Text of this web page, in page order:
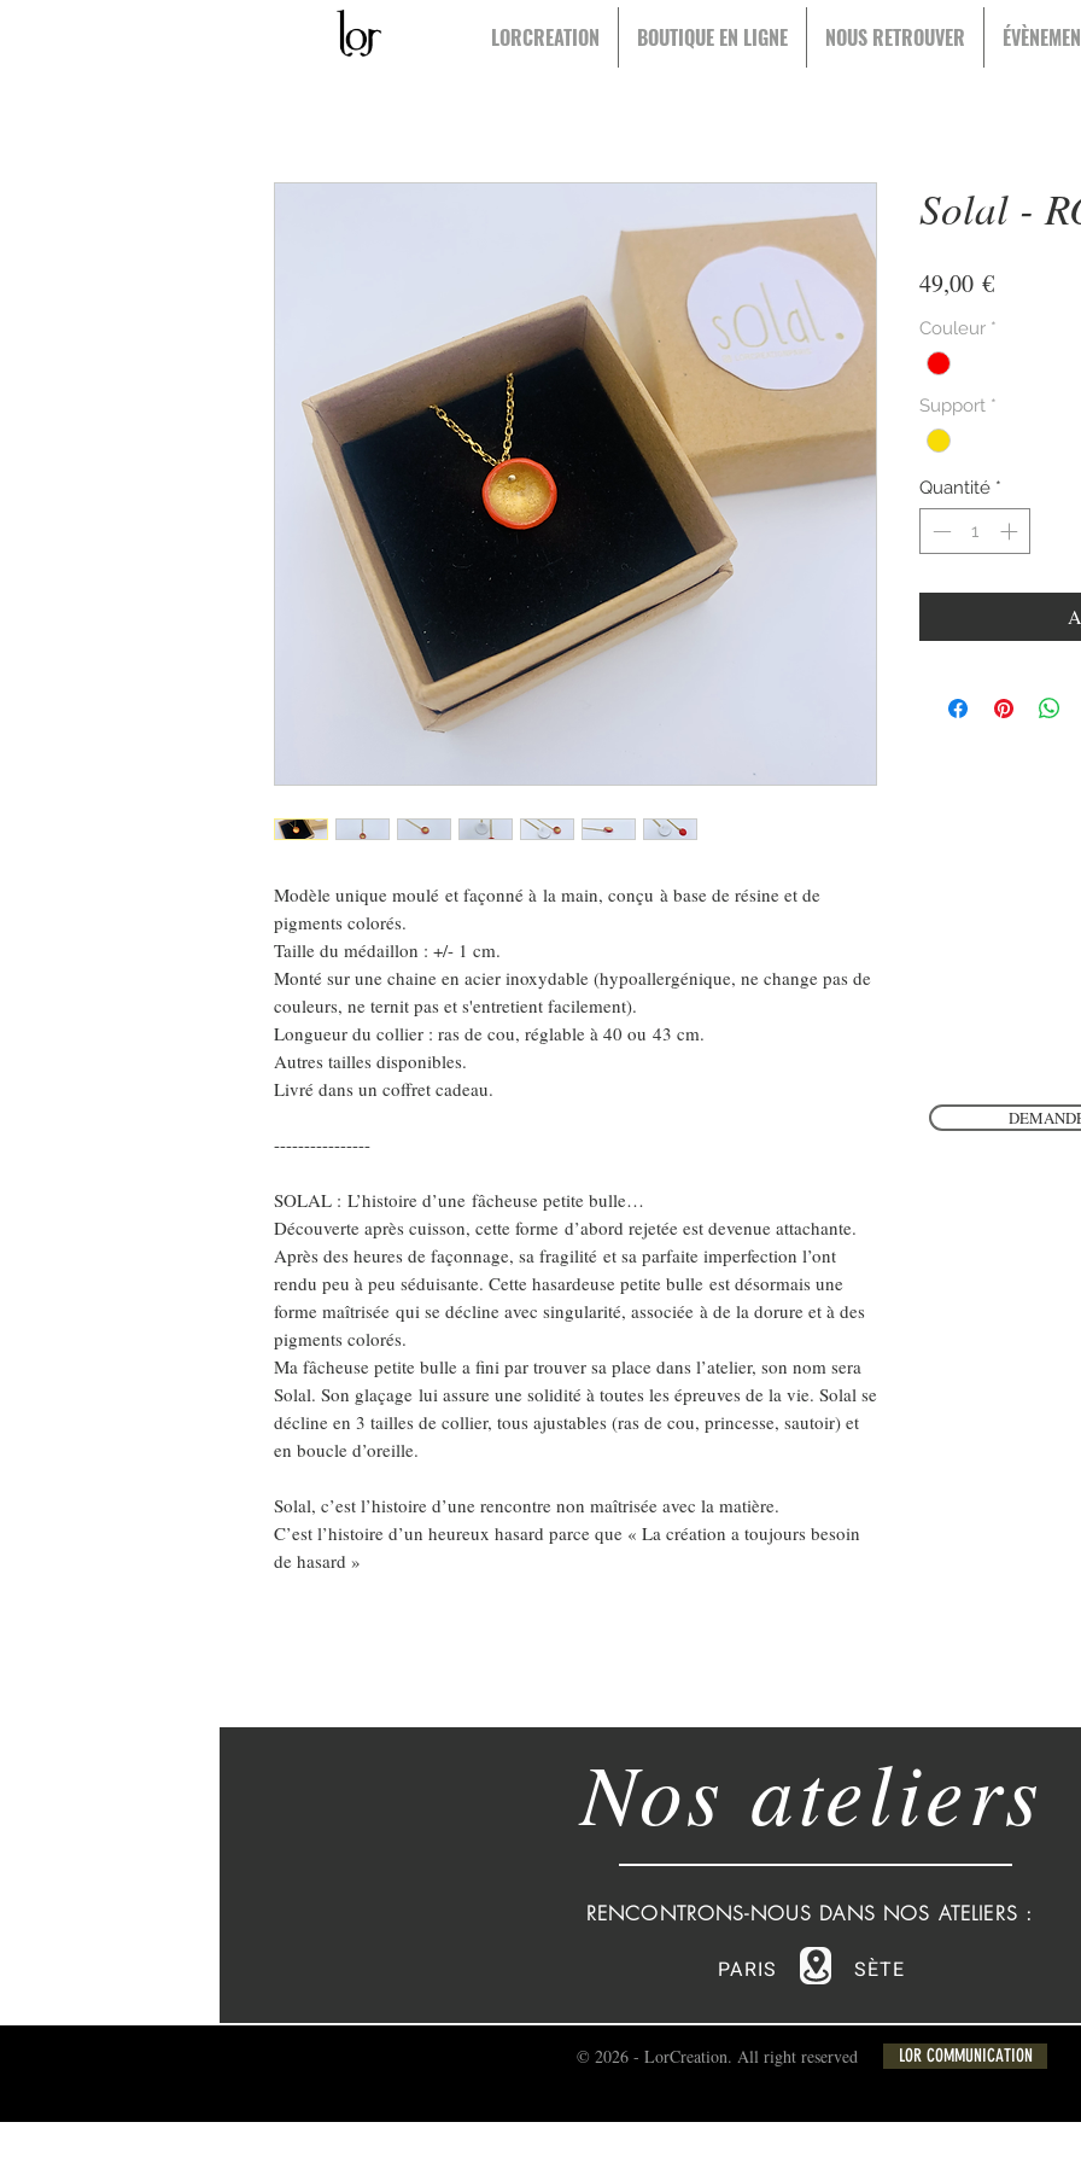
LORCREATION BOUTIQUE EN LIGNE NOUS RETROUVER
Modèle unique moulé et façonné à la main, conçu à base de résine et de
pigments colorés.
Taille du médaillon : +/- 1 cm.
Monté sur une chaine en acier inoxydable (hypoallergénique, ne change pas de
couleurs, ne ternit pas et s'entretient facilement).
Longueur du collier : ras de cou, réglable à 40 ou 43 cm.
Autres tailles disponibles.
Livré dans un coffret cadeau.
----------------
SOLAL : L’histoire d’une fâcheuse petite bulle…
Découverte après cuisson, cette forme d’abord rejetée est devenue attachante.
Après des heures de façonnage, sa fragilité et sa parfaite imperfection l’ont
rendu peu à peu séduisante. Cette hasardeuse petite bulle est désormais une
forme maîtrisée qui se décline avec singularité, associée à de la dorure et à des
pigments colorés.
Ma fâcheuse petite bulle a fini par trouver sa place dans l’atelier, son nom sera
Solal. Son glaçage lui assure une solidité à toutes les épreuves de la vie. Solal se
décline en 3 tailles de collier, tous ajustables (ras de cou, princesse, sautoir) et
en boucle d’oreille.
Solal, c’est l’histoire d’une rencontre non maîtrisée avec la matière.
C’est l’histoire d’un heureux hasard parce que « La création a toujours besoin
de hasard »
Solal -
49,00 €Prix
Couleur *
Support *
Quantité *
RENCONTRONS-NOUS DANS NOS ATELIERS :
PARIS SÈTE
Nos ateliers
© 2026 - LorCreation. All right reserved LOR COMMUNICATION